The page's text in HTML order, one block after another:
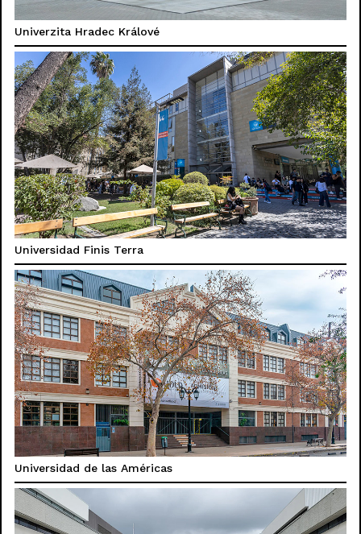
Univerzita Hradec Králové
Universidad Finis Terra
Universidad de las Américas